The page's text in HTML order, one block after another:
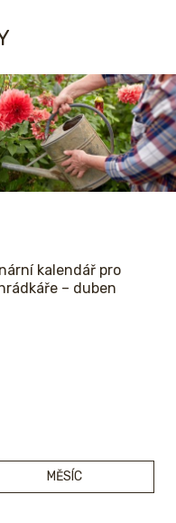
kalendář pro
– duben
MĚSÍC